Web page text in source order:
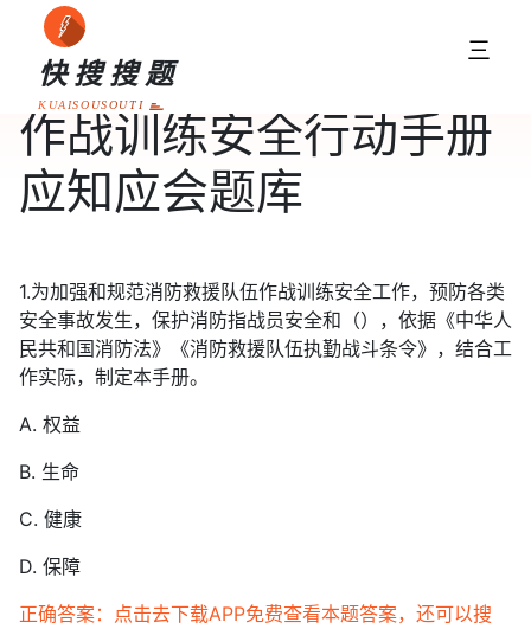
快搜搜题
KUAISOUSOUTI
三
作战训练安全行动手册
应知应会题库
1.为加强和规范消防救援队伍作战训练安全工作，预防各类
安全事故发生，保护消防指战员安全和（），依据《中华人
民共和国消防法》《消防救援队伍执勤战斗条令》，结合工
作实际，制定本手册。
A. 权益
B. 生命
C. 健康
D. 保障
正确答案：点击去下载APP免费查看本题答案，还可以搜